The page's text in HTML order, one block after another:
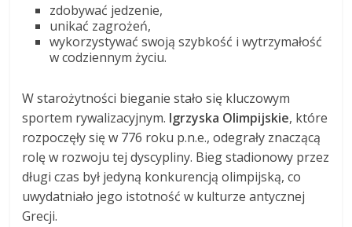
zdobywać jedzenie,
unikać zagrożeń,
wykorzystywać swoją szybkość i wytrzymałość
w codziennym życiu.
W starożytności bieganie stało się kluczowym
sportem rywalizacyjnym. Igrzyska Olimpijskie, które
rozpoczęły się w 776 roku p.n.e., odegrały znaczącą
rolę w rozwoju tej dyscypliny. Bieg stadionowy przez
długi czas był jedyną konkurencją olimpijską, co
uwydatniało jego istotność w kulturze antycznej
Grecji.